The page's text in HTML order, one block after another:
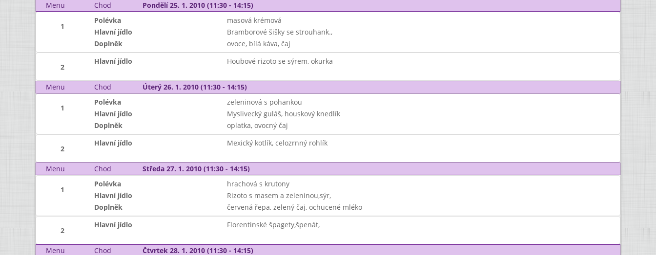
Menu
Chod Pondělí 25. 1. 2010 (11:30 - 14:15)
1
Polévka
masová krémová
Hlavní jídlo
Bramborové šišky se strouhank.,
Doplněk
ovoce, bílá káva, čaj
2
Hlavní jídlo Houbové rizoto se sýrem, okurka
Menu Chod Úterý 26. 1. 2010 (11:30 - 14:15)
1
Polévka
zeleninová s pohankou
Hlavní jídlo
Myslivecký guláš, houskový knedlík
Doplněk
oplatka, ovocný čaj
2
Hlavní jídlo Mexický kotlík, celozrnný rohlík
Menu Chod Středa 27. 1. 2010 (11:30 - 14:15)
1
Polévka
hrachová s krutony
Hlavní jídlo
Rizoto s masem a zeleninou,sýr,
Doplněk
červená řepa, zelený čaj, ochucené mléko
2
Hlavní jídlo Florentinské špagety,špenát,
Menu Chod Čtvrtek 28. 1. 2010 (11:30 - 14:15)